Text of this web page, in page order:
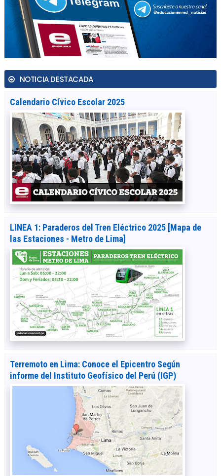
NOTICIA DESTACADA
Calendario Cívico Escolar 2025
LINEA 1: Paraderos del Tren Eléctrico 2025 [Mapa de
las Estaciones - Metro de Lima]
Terremoto en Lima: Conoce el Epicentro Según
informe del Instituto Geofísico del Perú (IGP)